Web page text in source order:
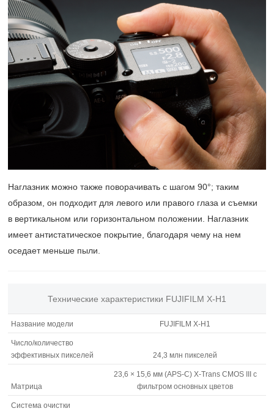
Наглазник можно также поворачивать с шагом 90°; таким
образом, он подходит для левого или правого глаза и съемки
в вертикальном или горизонтальном положении. Наглазник
имеет антистатическое покрытие, благодаря чему на нем
оседает меньше пыли.
Технические характеристики FUJIFILM X-H1
Название модели FUJIFILM X-H1
Число/количество
эффективных пикселей
24,3 млн пикселей
Матрица
23,6 × 15,6 мм (APS-C) X-TransCMOS III с
фильтром основных цветов
Система очистки